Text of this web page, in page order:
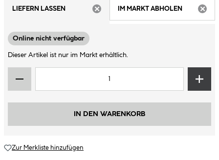
LIEFERN LASSEN
IM MARKT ABHOLEN
Online nicht verfügbar
Dieser Artikel ist nur im Markt erhältlich.
IN DEN WARENKORB
Zur Merkliste hinzufügen